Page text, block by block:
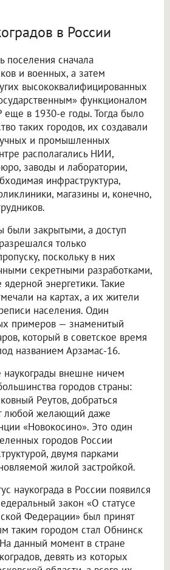
в России
поселения сначала
и военных, а затем
высококвалифицированных
функционалом
еще в 1930-е годы. Тогда было
таких городов, их создавали
и промышленных
располагались НИИ,
заводы и лаборатории,
инфраструктура,
магазины и, конечно,
были закрытыми, а доступ
только
поскольку в них
секретными разработками,
энергетики. Такие
на картах, а их жители
населения. Один
примеров — знаменитый
который в советское время
названием Арзамас-16.
внешне ничем
городов страны:
Реутов, добраться
любой желающий даже
«Новокосино». Это один
городов России
двумя парками
жилой застройкой.
наукограда в России появился
закон «О статусе
Федерации» был принят
таким городом стал Обнинск
данный момент в стране
девять из которых